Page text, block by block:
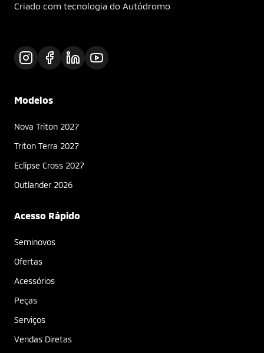
Criado com tecnologia do Autódromo
Modelos
Nova Triton 2027
Triton Terra 2027
Eclipse Cross 2027
Outlander 2026
Acesso Rápido
Seminovos
Ofertas
Acessórios
Peças
Serviços
Vendas Diretas